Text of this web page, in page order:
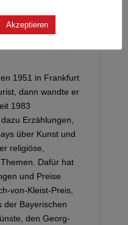
1951 in Frankfurt
dann wandte er
1983
Erzählungen,
über Kunst und
religiöse,
Dafür hat
und Preise
von-Kleist-Preis,
Bayerischen
den Georg-
Akzeptieren